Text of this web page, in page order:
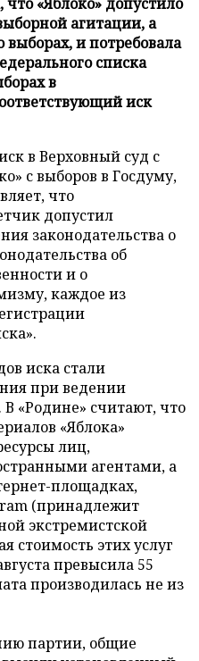
агитации, а
выборах, и потребовала
списка
в
иск
в Верховный суд с
с выборов в Госдуму,
что
допустил
законодательства о
об
и о
каждое из
иска стали
при ведении
«Родине» считают, что
«Яблока»
лиц,
агентами, а
площадках,
(принадлежит
экстремистской
стоимость этих услуг
превысила 55
производилась не из
партии, общие